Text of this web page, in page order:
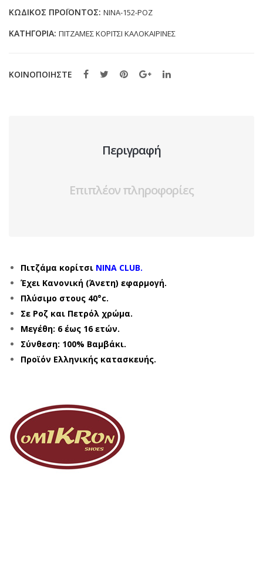
(6-
ΕΤΩΝ)
ΚΩΔΙΚΌΣ ΠΡΟΪΌΝΤΟΣ: NINA-152-ΡΟΖ
ΚΑΤΗΓΟΡΊΑ: ΠΙΤΖΑΜΕΣ ΚΟΡΙΤΣΙ ΚΑΛΟΚΑΙΡΙΝΕΣ
ΚΟΙΝΟΠΟΙΗΣΤΕ
Περιγραφή
Επιπλέον πληροφορίες
Πιτζάμα κορίτσι NINA CLUB.
Έχει Κανονική (Άνετη) εφαρμογή.
Πλύσιμο στους 40°c.
Σε Ροζ και Πετρόλ χρώμα.
Μεγέθη: 6 έως 16 ετών.
Σύνθεση: 100% Βαμβάκι.
Προϊόν Ελληνικής κατασκευής.